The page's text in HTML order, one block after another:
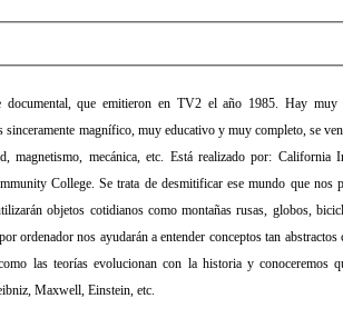
documental, que emitieron en TV2 el año 1985. Hay muy
sinceramente magnífico, muy educativo y muy completo, se
magnetismo, mecánica, etc. Está realizado por:
College. Se trata de desmitificar ese mundo que nos
objetos cotidianos como montañas rusas, globos,
ordenador nos ayudarán a entender conceptos tan
las teorías evolucionan con la historia y conoceremos
Maxwell, Einstein, etc.